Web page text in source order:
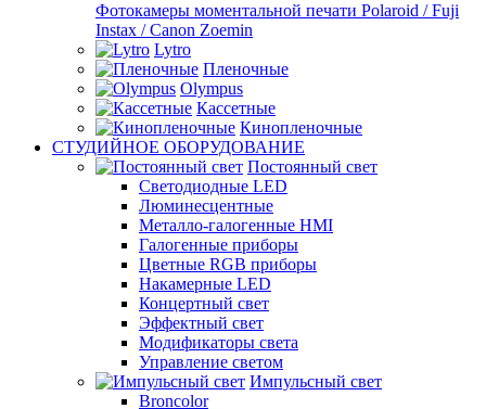
Фотокамеры моментальной печати Polaroid / Fuji
Instax / Canon Zoemin
Lytro
Пленочные
Olympus
Кассетные
Кинопленочные
СТУДИЙНОЕ ОБОРУДОВАНИЕ
Постоянный свет
Светодиодные LED
Люминесцентные
Металло-галогенные HMI
Галогенные приборы
Цветные RGB приборы
Накамерные LED
Концертный свет
Эффектный свет
Модификаторы света
Управление светом
Импульсный свет
Broncolor